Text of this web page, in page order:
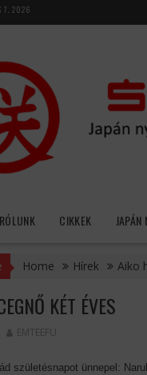
7, 2026
RÓLUNK CIKKEK JAPÁN
Home Hírek Aiko
KÉT ÉVES
EMTEEFU
születésnapot ünnepel: